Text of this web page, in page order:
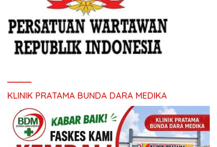
KLINIK PRATAMA BUNDA DARA MEDIKA